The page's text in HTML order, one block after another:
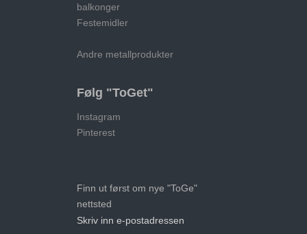
balkonger
Festemidler
Andre metallprodukter
Følg "ToGet"
Instagram
Pinterest
Finn ut først om nye "ToGe"
nettsted
Skriv inn e-postadressen